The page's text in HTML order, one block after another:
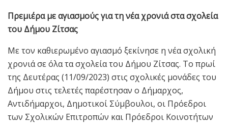
Πρεμιέρα με αγιασμούς για τη νέα χρονιά στα σχολεία
του Δήμου Ζίτσας
Με τον καθιερωμένο αγιασμό ξεκίνησε η νέα σχολική
χρονιά σε όλα τα σχολεία του Δήμου Ζίτσας. Το πρωί
της Δευτέρας (11/09/2023) στις σχολικές μονάδες του
Δήμου στις τελετές παρέστησαν ο Δήμαρχος,
Αντιδήμαρχοι, Δημοτικοί Σύμβουλοι, οι Πρόεδροι
των Σχολικών Επιτροπών και Πρόεδροι Κοινοτήτων